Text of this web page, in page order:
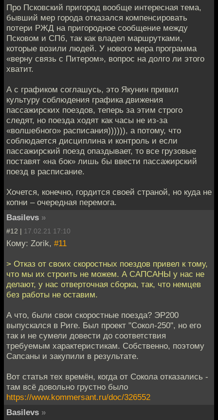
Про Псковский пригород вообще интересная тема,
бывший мер города отказался компенсировать
потери РЖД на пригородное сообщение между
Псковом и СПб, так как владел маршрутками,
которые возили людей. У нового мера программа
«верну связь с Питером», вопрос на долго ли этого
хватит.
А с графиком соглашусь, это Якунин привил
культуру соблюдения графика движения
пассажирских поездов, теперь за этим строго
следят, но поезда ходят как часы не из-за
«волшебного» расписания)))))), а потому, что
соблюдается дисциплина и контроль и если
пассажирский поезд опаздывает, то все грузовые
поставят «на бок» лишь бы ввести пассажирский
поезд в расписание.
Хочется, конечно, гордится своей страной, но куда не
копни – очередная перемога.
Basilevs »
#12 | 17.02.21 17:10
Кому: Zorik, #11
> Отказ от своих скоростных поездов привел к тому,
что мы их строить не можем. А САПСАНЫ у нас не
делают, у нас отверточная сборка, так, что немцев
без работы не оставим.
А что, были свои скоростные поезда? ЭР200
выпускался в Риге. Был проект "Сокол-250", но его
так и не сумели довести до соответствия
требуемым характеристикам. Собственно, поэтому
Сапсаны и закупили в результате.
Вот статья тех времён, когда от Сокола отказались -
там всё довольно грустно было
https://www.kommersant.ru/doc/326552
Basilevs »